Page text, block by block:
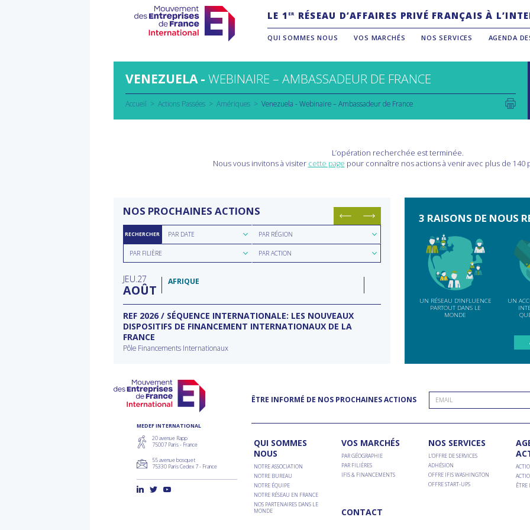
LE 1 ER RÉSEAU D’AFFAIRES PRIVÉ FRANÇAIS À
QUI SOMMES NOUS VOS MARCHÉS NOS SERVICES AGENDA
VENEZUELA - WEBINAIRE – AMBASSADEUR DE FRANCE
Accueil Actions Passées Amériques Venezuela - Webinaire – Ambassadeur de France
L’opération recherchée est terminée.
Nous vous invitons à visiter cette page pour connaître nos actions à venir avec plus de 140
NOS PROCHAINES ACTIONS
RECHERCHER Rechercher
par
date
PAR DATE
Rechercher
par
région
PAR RÉGION
Rechercher
parPAR FILIÈRE
Rechercher
parPAR ACTION
JEU 27
AOÛT
AFRIQUE
REF 2026 / SÉQUENCE INTERNATIONALE: LES NOUVEAUX
DISPOSITIFS DE FINANCEMENT INTERNATIONAUX DE LA
FRANCE
Pôle Financements Internationaux
INDE
MISSION D’ENTREPRISES
3 RAISONS DE NOUS
UN RÉSEAU D'INFLUENCE
PARTOUT DANS LE
MONDE
UN
MEDEF INTERNATIONAL
20 avenue Rapp
75007 Paris - France
55 avenue bosquet
75330 Paris Cedex 7 - France
ÊTRE INFORMÉ DE NOS PROCHAINES ACTIONS
QUI SOMMES
NOUS
NOTRE ASSOCIATION
NOTRE BUREAU
NOTRE ÉQUIPE
NOTRE RÉSEAU EN FRANCE
NOS PARTENAIRES DANS LE
MONDE
VOS MARCHÉS
PAR GÉOGRAPHIE
PAR FILIÈRES
IFIS & FINANCEMENTS
NOS SERVICES
L’OFFRE DE SERVICES
ADHÉSION
OFFRE IFIS WASHINGTON
OFFRE START-UPS
ÊTRE
CONTACT